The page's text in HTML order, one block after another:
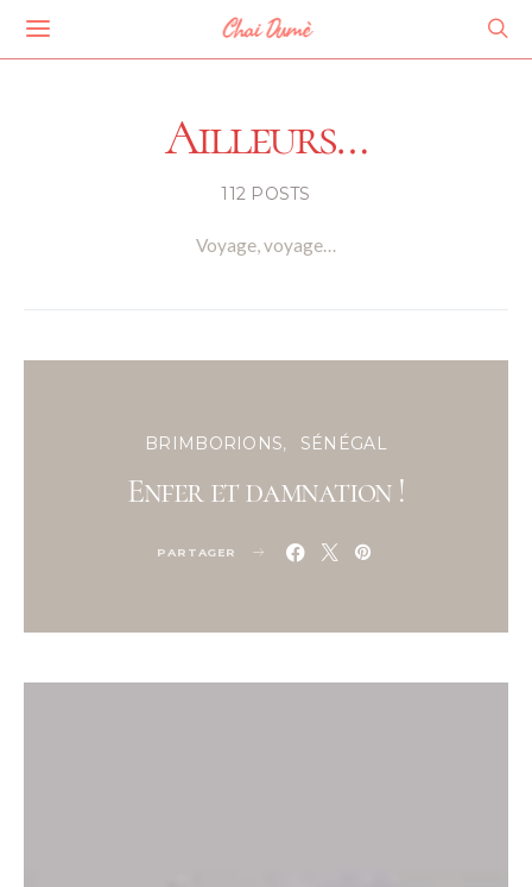
Chai Dumè
Ailleurs…
112 POSTS
Voyage, voyage…
BRIMBORIONS SÉNÉGAL
Enfer et damnation !
PARTAGER